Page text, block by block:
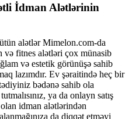
İdman Alətlərinin
alətlər Mimelon.com-da
və fitnes alətləri çox münasib
və estetik görünüşə sahib
lazımdır. Ev şəraitində heç bir
bədənə sahib ola
ya da onlayn satış
idman alətlərindən
da diqqət etməyi